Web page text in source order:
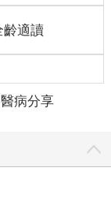
齡適讀
醫病分享